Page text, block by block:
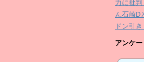
力に批
ん石崎D
ドン引
アンケ